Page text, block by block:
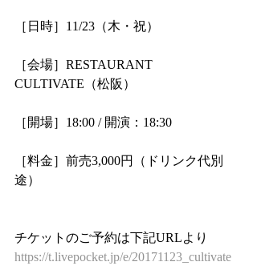
［日時］11/23（木・祝）
［会場］RESTAURANT
CULTIVATE（松阪）
［開場］18:00 / 開演：18:30
［料金］前売3,000円（ドリンク代別
途）
チケットのご予約は下記URLより
https://t.livepocket.jp/e/20171123_cultivate